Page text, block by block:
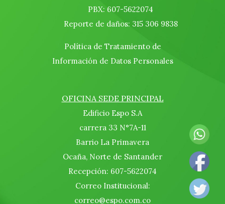
PBX: 607-5622074
Reporte de daños: 315 306 9838
Política de Tratamiento de
Información de Datos Personales
OFICINA SEDE PRINCIPAL
Edificio Espo S.A
carrera 33 N°7A-11
Barrio La Primavera
Ocaña, Norte de Santander
Recepción: 607-5622074
Correo Institucional:
correo@espo.com.co